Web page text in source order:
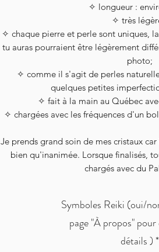
✧ longueur :
✧ très
✧ chaque pierre et perle sont uniques,
tu auras pourraient être légèrement
photo;
✧ comme il s'agit de perles
quelques petites
✧ fait à la main au Québec
✧ chargées avec les fréquences d'un
Je prends grand soin de mes cristaux
bien qu'inanimée. Lorsque finalisés,
chargés avec du
Symboles Reiki (oui/
page "À propos"
détails )*